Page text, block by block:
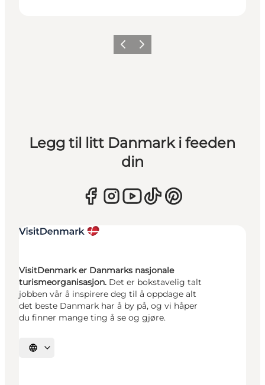
ForrigeNeste
Legg til litt Danmark i feeden
din
VisitDenmark er Danmarks nasjonale
turismeorganisasjon. Det er bokstavelig talt
jobben vår å inspirere deg til å oppdage alt
det beste Danmark har å by på, og vi håper
du finner mange ting å se og gjøre.
Velg språk